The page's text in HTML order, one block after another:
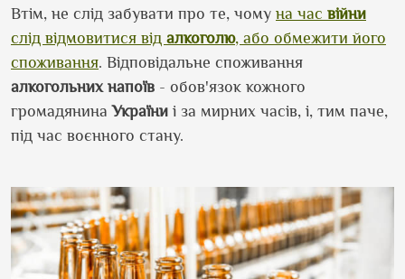
Втім, не слід забувати про те, чому на час війни
слід відмовитися від алкоголю, або обмежити його
споживання. Відповідальне споживання
алкогольних напоїв - обов'язок кожного
громадянинаУкраїни і за мирних часів, і, тим паче,
під час воєнного стану.